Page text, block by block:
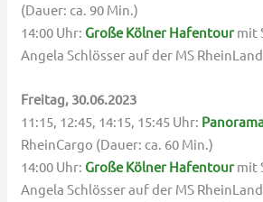
(Dauer: ca. 90 Min.)
14:00 Uhr: Große Kölner Hafentourmit
Angela Schlösser auf der MS
Freitag, 30.06.2023
11:15, 12:45, 14:15, 15:45 Uhr:
RheinCargo (Dauer: ca. 60 Min.)
14:00 Uhr: Große Kölner Hafentourmit
Angela Schlösser auf der MS